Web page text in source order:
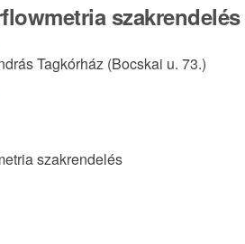
szakrendelés
Tagkórház (Bocskai u. 73.)
szakrendelés